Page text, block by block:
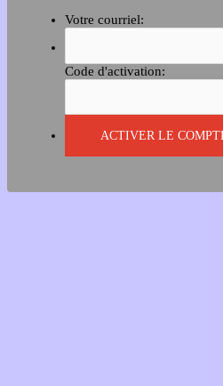
Votre courriel:
Code d'activation: